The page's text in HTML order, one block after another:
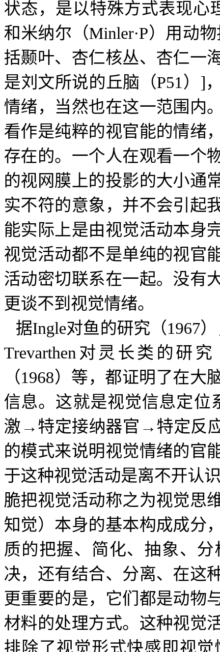
状态，是以特殊方式表现心
和米纳尔（Minler·P）用动
括颞叶、杏仁核丛、杏仁一
是刘文所说的丘脑（P51 ） ]
情绪，当然也在这一范围内
看作是纯粹的视官能的情绪
存在的。一个人在观看一个
的视网膜上的投影的大小通
实不符的意象，并不会引起
能实际上是由视觉活动本身
视觉活动都不是单纯的视官
活动密切联系在一起。没有
更谈不到视觉情绪。
据Ingle对鱼的研究（1967
Trevarthen 对灵长类的研究
（1968）等，都证明了在大
信息。这就是视觉信息定位
激→特定接纳器官→特定反
的模式来说明视觉情绪的官
于这种视觉活动是离不开认
脆把视觉活动称之为视觉思
知觉）本身的基本构成成分
质的把握、简化、抽象、
决，还有结合、分离、在这
更重要的是，它们都是动物
材料的处理方式。这种视觉
排除了视觉形式快感即视